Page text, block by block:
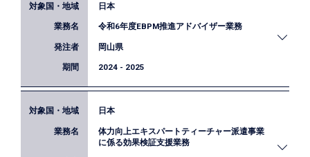
愛媛県が令和6年度に実施する二つの事業について
効果検証を行いました。これらを、事業効果を適切
に把握するための評価指標設定、収集したデータを
おけるEBPMの考え方・手法を定着させ根拠に基づ
く政策立案体制の構築に繋げました。
日本
令和6年度EBPM推進アドバイザー業務
岡山県
2024 - 2025
岡山県におけるEBPM推進のため、実証分析・効果
検証に向けた助言を行いました。また政策立案の考
え方や既存エビデンスの活用に関する職員向け研修
日本
体力向上エキスパートティーチャー派遣事業
に係る効果検証支援業務